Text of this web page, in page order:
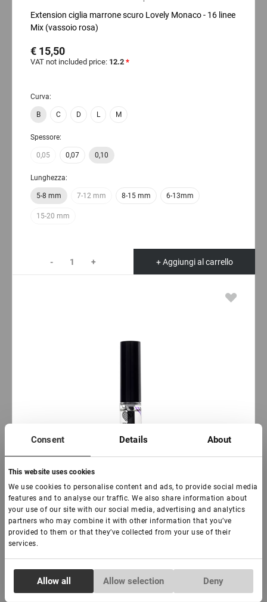
Consent Details About
This website uses cookies
We use cookies to personalise content and ads, to provide social media
features and to analyse our traffic. We also share information about
your use of our site with our social media, advertising and analytics
partners who may combine it with other information that you’ve
provided to them or that they’ve collected from your use of their
services.
Necessary
Allow all Allow selection Deny
Extension ciglia marrone scuro Lovely Monaco - 16 linee
Mix (vassoio rosa)
€ 15,50
VAT not included price: 12.2 *
Curva:
B C D L M
Spessore:
0,05 0,07 0,10
Lunghezza:
5-8 mm 7-12 mm 8-15 mm 6-13mm
15-20 mm
- + + Aggiungi al carrello
IN MAGAZZINO: più di 100 pezzi
Adesivo per laminazione ciglia «Force», 5 ml